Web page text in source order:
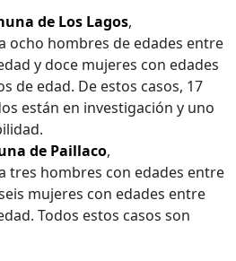
de Los Lagos,
ocho hombres de edades entre
y doce mujeres con edades
de edad. De estos casos, 17
están en investigación y uno
de Paillaco,
tres hombres con edades entre
mujeres con edades entre
Todos estos casos son